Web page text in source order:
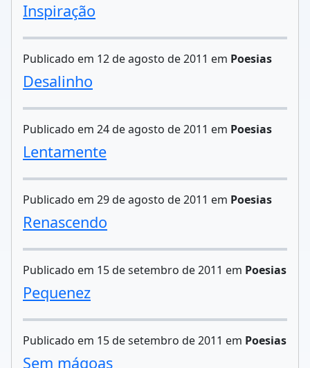
Inspiração
Publicado em 12 de agosto de 2011 em Poesias
Desalinho
Publicado em 24 de agosto de 2011 em Poesias
Lentamente
Publicado em 29 de agosto de 2011 em Poesias
Renascendo
Publicado em 15 de setembro de 2011 em Poesias
Pequenez
Publicado em 15 de setembro de 2011 em Poesias
Sem mágoas